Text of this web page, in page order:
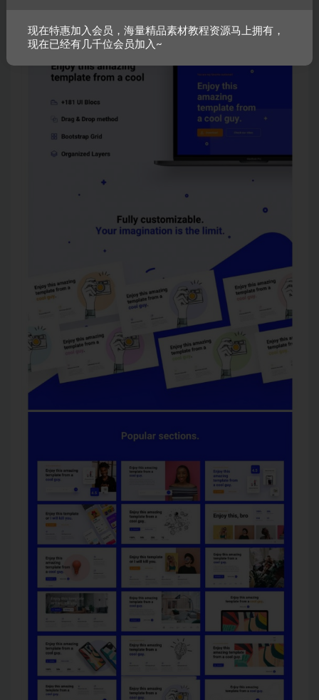
现在特惠加入会员，海量精品素材教程资源马上拥有，
现在已经有几千位会员加入~